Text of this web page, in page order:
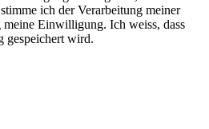
ich der Verarbeitung meiner
Einwilligung. Ich weiss, dass
gespeichert wird.